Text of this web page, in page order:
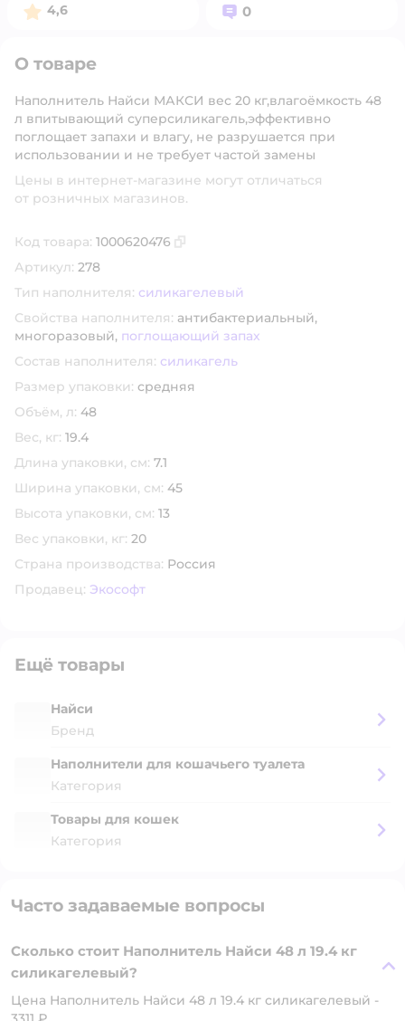
Рейтинг:
4,6 Вопросов:
0
О товаре
Наполнитель Найси МАКСИ вес 20 кг,влагоёмкость 48
л впитывающий суперсиликагель,эффективно
поглощает запахи и влагу, не разрушается при
использовании и не требует частой замены
Цены в интернет-магазине могут отличаться
от розничных магазинов.
Код товара: 1000620476
Артикул: 278
Тип наполнителя: силикагелевый
Свойства наполнителя: антибактериальный,
многоразовый, поглощающий запах
Состав наполнителя: силикагель
Размер упаковки: средняя
Объём, л: 48
Вес, кг: 19.4
Длина упаковки, см: 7.1
Ширина упаковки, см: 45
Высота упаковки, см: 13
Вес упаковки, кг: 20
Страна производства: Россия
Продавец: Экософт
Ещё товары
Найси
Бренд
Наполнители для кошачьего туалета
Категория
Товары для кошек
Категория
Часто задаваемые вопросы
Сколько стоит Наполнитель Найси 48 л 19.4 кг
силикагелевый?
Цена Наполнитель Найси 48 л 19.4 кг силикагелевый -